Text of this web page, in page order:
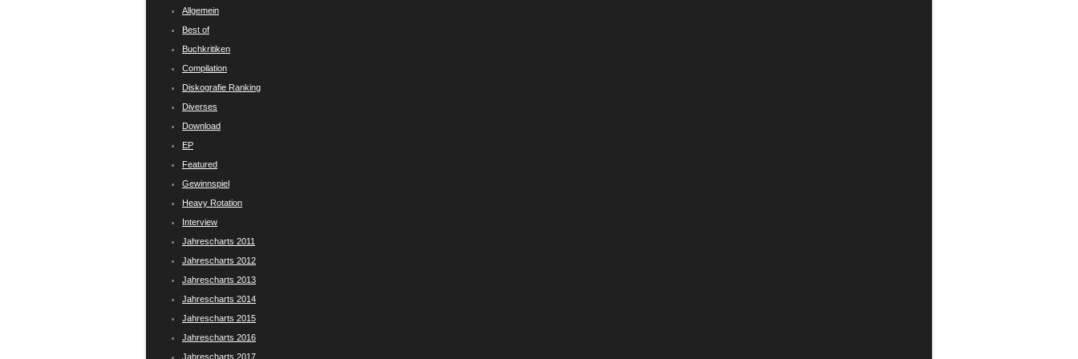
Allgemein
Best of
Buchkritiken
Compilation
Diskografie Ranking
Diverses
Download
EP
Featured
Gewinnspiel
Heavy Rotation
Interview
Jahrescharts 2011
Jahrescharts 2012
Jahrescharts 2013
Jahrescharts 2014
Jahrescharts 2015
Jahrescharts 2016
Jahrescharts 2017